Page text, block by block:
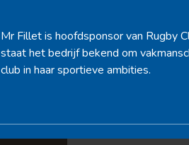
Mr Fillet is hoofdsponsor van Rugby
staat het bedrijf bekend om
club in haar sportieve ambities.